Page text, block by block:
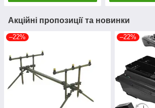
Акційні пропозиції та новинки
–22% –22%